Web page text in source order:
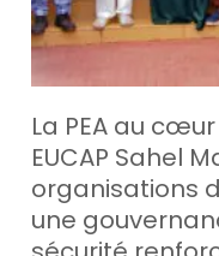
La PEA au
EUCAP Sahel
organisations
une